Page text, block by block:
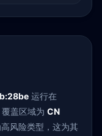
运行在
盖区域为 CN
风险类型，这为其